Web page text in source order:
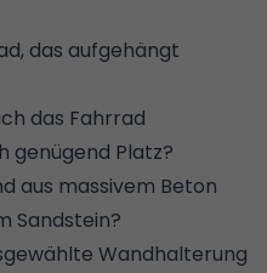
das aufgehängt
das Fahrrad
genügend Platz?
aus massivem Beton
Sandstein?
Wandhalterung